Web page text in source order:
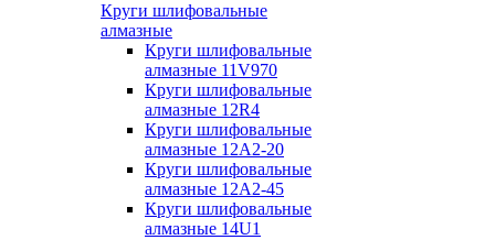
Круги шлифовальные
алмазные
Круги шлифовальные
алмазные 11V970
Круги шлифовальные
алмазные 12R4
Круги шлифовальные
алмазные 12А2-20
Круги шлифовальные
алмазные 12А2-45
Круги шлифовальные
алмазные 14U1